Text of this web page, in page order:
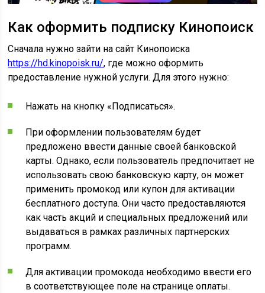
Как оформить подписку Кинопоиск
Сначала нужно зайти на сайт Кинопоиска
https://hd.kinopoisk.ru/, где можно оформить
предоставление нужной услуги. Для этого нужно:
Нажать на кнопку «Подписаться».
При оформлении пользователям будет
предложено ввести данные своей банковской
карты. Однако, если пользователь предпочитает не
использовать свою банковскую карту, он может
применить промокод или купон для активации
бесплатного доступа. Они часто предоставляются
как часть акций и специальных предложений или
выдаваться в рамках различных партнерских
программ.
Для активации промокода необходимо ввести его
в соответствующее поле на странице оплаты.